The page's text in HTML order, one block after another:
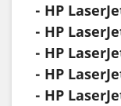
- HP
- HP
- HP
- HP
- HP